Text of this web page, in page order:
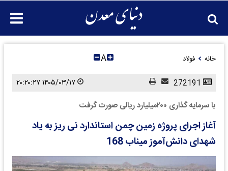
خانه فولاد A
با سرمایه گذاری ۲۰۰میلیارد ریالی صورت گرفت
آغاز اجرای پروژه زمین چمن استاندارد نی ریز به یاد
شهدای دانش‌آموز میناب 168